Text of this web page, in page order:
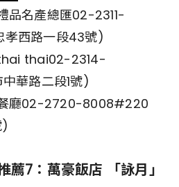
品名產總匯02-2311-
西路一段43號)
thai02-2314-
華路二段1號)
廳02-2720-8008#220
7：萬豪飯店 「詠月」